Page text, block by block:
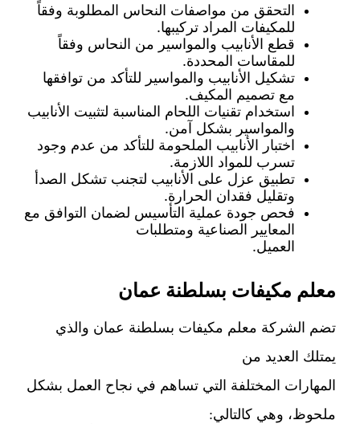
التحقق من مواصفات النحاس المطلوبة وفقاً
للمكيفات المراد تركيبها.
قطع الأنابيب والمواسير من النحاس وفقاً
للمقاسات المحددة.
تشكيل الأنابيب والمواسير للتأكد من توافقها
مع تصميم المكيف.
استخدام تقنيات اللحام المناسبة لتثبيت الأنابيب
والمواسير بشكل آمن.
اختبار الأنابيب الملحومة للتأكد من عدم وجود
تسرب للمواد اللازمة.
تطبيق عزل على الأنابيب لتجنب تشكل الصدأ
وتقليل فقدان الحرارة.
فحص جودة عملية التأسيس لضمان التوافق مع
المعايير الصناعية ومتطلبات
العميل.
معلم مكيفات بسلطنة عمان
تضم الشركة معلم مكيفات بسلطنة عمان والذي
يمتلك العديد من
المهارات المختلفة التي تساهم في نجاح العمل بشكل
ملحوظ، وهي كالتالي: